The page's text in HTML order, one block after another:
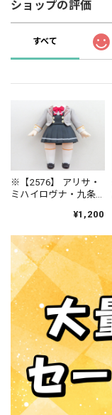
ショップの評価
すべて
※【2576】 アリサ・
ミハイロヴナ・九条
¥1,200